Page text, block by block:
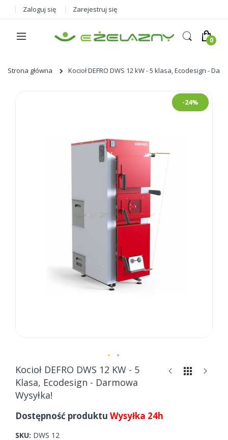
Zaloguj się Zarejestruj się
Strona główna Kocioł DEFRO DWS 12 kW - 5 klasa, Ecodesign -
-24%
Skip
to
the
beginning
of
the
images
Kocioł DEFRO DWS 12 KW - 5
Klasa, Ecodesign - Darmowa
Wysyłka!
Dostępność produktu Wysyłka 24h
SKU DWS 12